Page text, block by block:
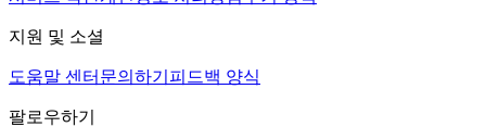
지원 및 소셜
도움말 센터 문의하기 피드백 양식
팔로우하기